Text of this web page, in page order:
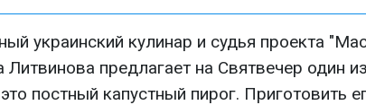
украинский кулинар и судья проекта
Литвинова предлагает на Святвечер один
постный капустный пирог. Приготовить